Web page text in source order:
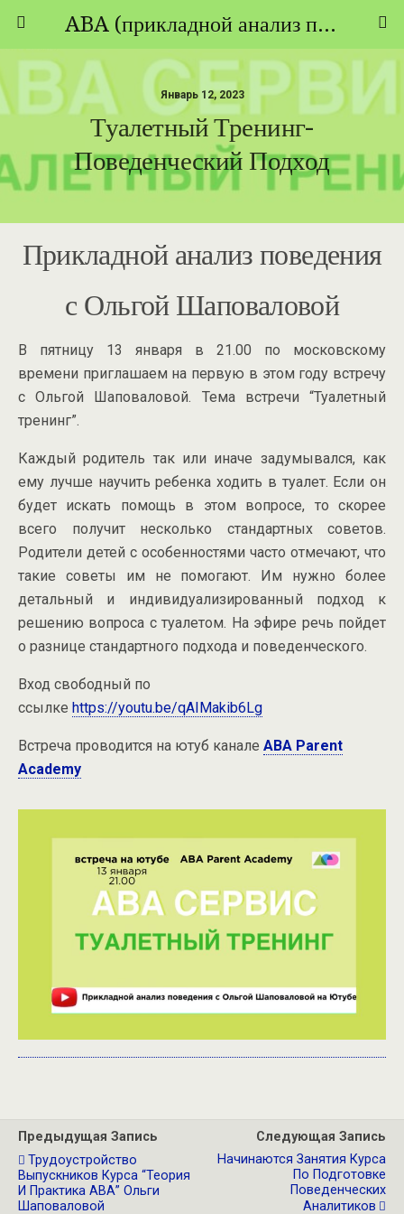
ABA (прикладной анализ поведения) - ТЕОРИЯ И ПРАКТИКА
Январь 12, 2023
Туалетный Тренинг-
Поведенческий Подход
Прикладной анализ поведения
с Ольгой Шаповаловой
В пятницу 13 января в 21.00 по московскому
времени приглашаем на первую в этом году встречу
с Ольгой Шаповаловой. Тема встречи “Туалетный
тренинг”.
Каждый родитель так или иначе задумывался, как
ему лучше научить ребенка ходить в туалет. Если он
будет искать помощь в этом вопросе, то скорее
всего получит несколько стандартных советов.
Родители детей с особенностями часто отмечают, что
такие советы им не помогают. Им нужно более
детальный и индивидуализированный подход к
решению вопроса с туалетом. На эфире речь пойдет
о разнице стандартного подхода и поведенческого.
Вход свободный по
ссылке https://youtu.be/qAIMakib6Lg
Встреча проводится на ютуб канале ABA Parent
Academy
Предыдущая Запись
Трудоустройство
Выпускников Курса “Теория
И Практика АВА” Ольги
Шаповаловой
Следующая Запись
Начинаются Занятия Курса
По Подготовке
Поведенческих
Аналитиков